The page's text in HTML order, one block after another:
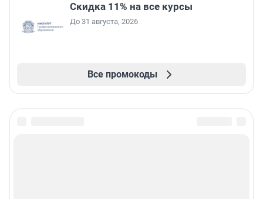
Скидка 11% на все курсы
До 31 августа, 2026
Все промокоды